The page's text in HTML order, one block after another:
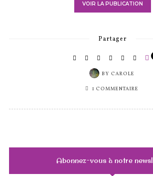
VOIR LA PUBLICATION
Partager
BY CAROLE
1 COMMENTAIRE
Abonnez-vous à notre